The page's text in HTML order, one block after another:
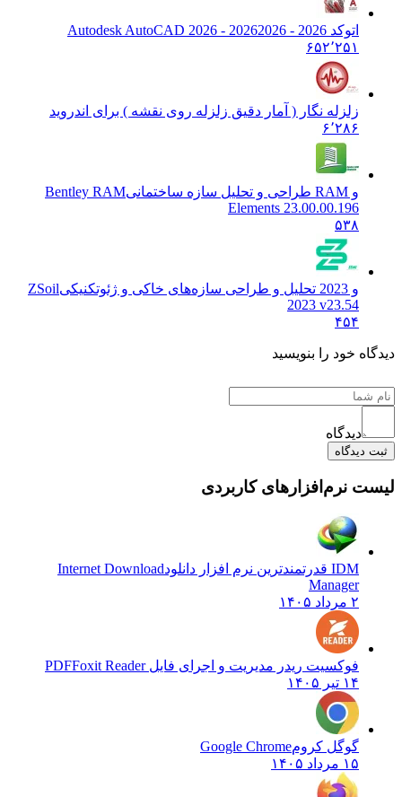
اتوکد 2026 - 2026
2026 - Autodesk AutoCAD 2026
۶۵۲٬۲۵۱
زلزله نگار ( آمار دقیق زلزله روی نقشه ) برای اندروید
۶٬۲۸۶
و RAM طراحی و تحلیل سازه‌ ساختمانی
Bentley RAM
Elements 23.00.00.196
۵۳۸
و 2023 تحلیل و طراحی سازه‌های خاکی و ژئوتکنیکی
ZSoil
2023 v23.54
۴۵۴
دیدگاه خود را بنویسید
دیدگاه
ثبت دیدگاه
لیست نرم‌افزارهای کاربردی
IDM قدرتمندترین نرم افزار دانلود
Internet Download
Manager
۲ مرداد ۱۴۰۵
فوکسیت ریدر مدیریت و اجرای فایل PDFFoxit Reader
۱۴ تیر ۱۴۰۵
گوگل کرومGoogle Chrome
۱۵ مرداد ۱۴۰۵